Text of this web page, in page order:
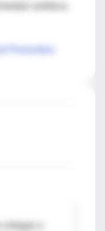
cardíaca.
o